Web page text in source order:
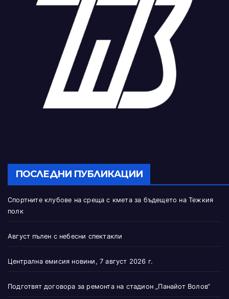
ПОСЛЕДНИ ПУБЛИКАЦИИ
Спортните клубове на среща с кмета за бъдещето на Тежкия
полк
Август пълен с небесни спектакли
Централна емисия новини, 7 август 2026 г.
Подготвят договора за ремонта на стадион „Панайот Волов“